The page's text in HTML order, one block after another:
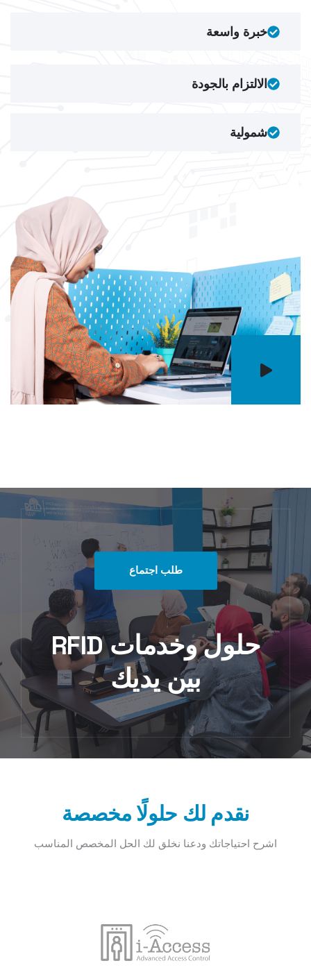
خبرة واسعة
الالتزام بالجودة
شمولية
طلب اجتماع
حلول وخدمات RFID
بين يديك
نقدم لك حلولًا مخصصة
اشرح احتياجاتك ودعنا نخلق لك الحل المخصص المناسب